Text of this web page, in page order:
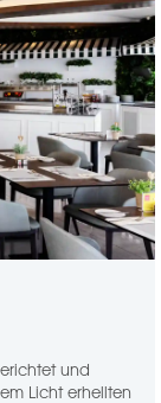
und
Licht erhellten